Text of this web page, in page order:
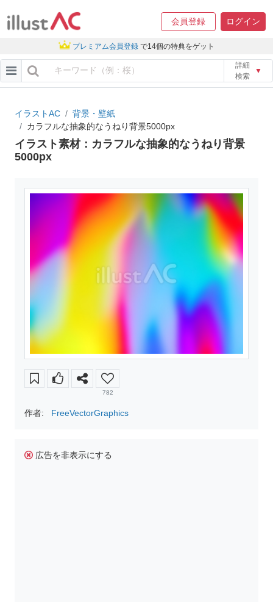
会員登録 ログイン
プレミアム会員登録 で14個の特典をゲット
詳細
検索
▼
イラストAC
背景・壁紙
カラフルな抽象的なうねり背景5000px
イラスト素材：カラフルな抽象的なうねり背景
5000px
782
作者: FreeVectorGraphics
広告を非表示にする